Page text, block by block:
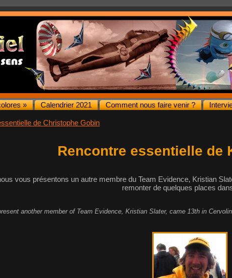
» Calendrier 2021 Comment nous faire venir ?
de Christophe Gobin
Rencontre essentielle de
vous présentons un autre membre du Team Evidence, Kristian
remonter de quelques places
another member of Team Evidence, Kristian Slater, came 13th in